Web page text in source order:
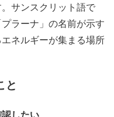
サンスクリット語で
ラーナ」の名前が示す
ネルギーが集まる場所
と